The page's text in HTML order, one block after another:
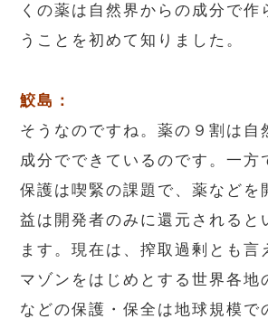
くの薬は自然界からの成分で作
うことを初めて知りました。
鮫島：
そうなのですね。薬の９割は自
成分でできているのです。一方
保護は喫緊の課題で、薬などを
益は開発者のみに還元されると
ます。現在は、搾取過剰とも言
マゾンをはじめとする世界各地
などの保護・保全は地球規模で